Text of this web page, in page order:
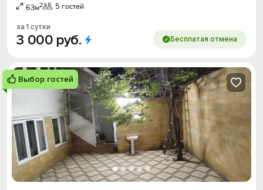
63м2 5 гостей
за 1 сутки
3 000 руб. Бесплатая отмена
Выбор гостей